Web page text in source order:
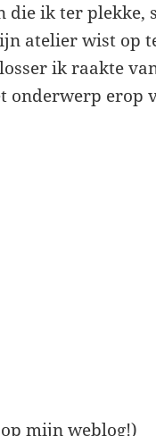
ik ter plekke,
atelier wist op
ik raakte
onderwerp erop
mijn weblog!)